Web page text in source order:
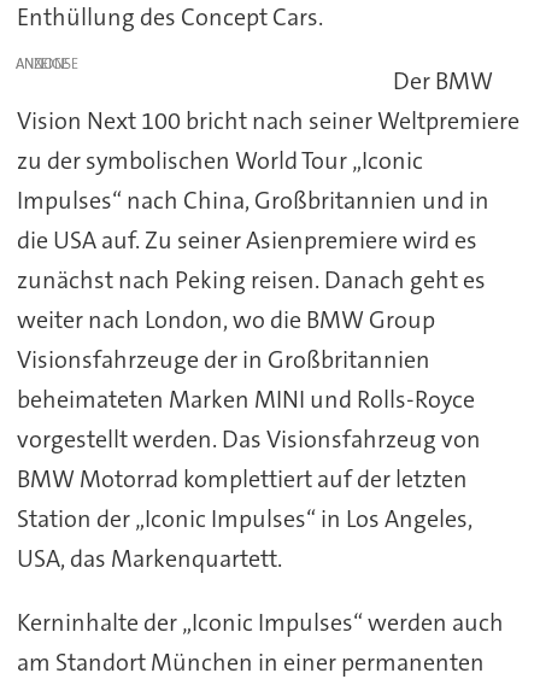
Enthüllung des Concept Cars.
ANZEIGE
Der BMW
Vision Next 100 bricht nach seiner Weltpremiere
zu der symbolischen World Tour „Iconic
Impulses“ nach China, Großbritannien und in
die USA auf. Zu seiner Asienpremiere wird es
zunächst nach Peking reisen. Danach geht es
weiter nach London, wo die BMW Group
Visionsfahrzeuge der in Großbritannien
beheimateten Marken MINI und Rolls-Royce
vorgestellt werden. Das Visionsfahrzeug von
BMW Motorrad komplettiert auf der letzten
Station der „Iconic Impulses“ in Los Angeles,
USA, das Markenquartett.
Kerninhalte der „Iconic Impulses“ werden auch
am Standort München in einer permanenten